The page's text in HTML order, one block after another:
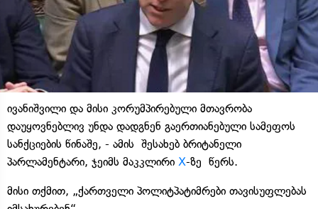
ივანიშვილი და მისი კორუმპირებული მთავრობა
დაუყოვნებლივ უნდა დადგნენ გაერთიანებული სამეფოს
სანქციების წინაშე, - ამის შესახებ ბრიტანელი
პარლამენტარი, ჯეიმს მაკკლირი X-ზე წერს.
მისი თქმით, „ქართველი პოლიტპატიმრები თავისუფლებას